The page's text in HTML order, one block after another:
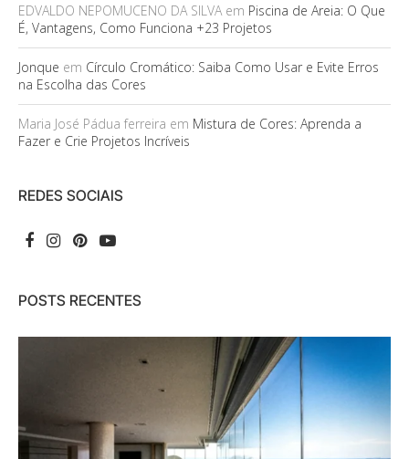
EDVALDO NEPOMUCENO DA SILVA em Piscina de Areia: O Que
É, Vantagens, Como Funciona +23 Projetos
Jonque em Círculo Cromático: Saiba Como Usar e Evite Erros
na Escolha das Cores
Maria José Pádua ferreira em Mistura de Cores: Aprenda a
Fazer e Crie Projetos Incríveis
REDES SOCIAIS
POSTS RECENTES